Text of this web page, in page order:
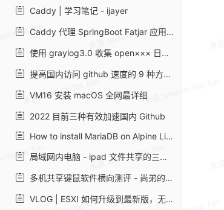
Caddy | 学习笔记 - ijayer
Caddy 代理 SpringBoot Fatjar 应用上传静态资源
使用 graylog3.0 收集 open××× 日志进行审计_年轻人，少吐槽，多搬砖的技术博客_51CTO 博客
提高国内访问 github 速度的 9 种方法！ - SegmentFault 思否
VM16 安装 macOS 全网最详细
2022 目前三种有效加速国内 Github
How to install MariaDB on Alpine Linux | LibreByte
局域网内电脑 - ipad 文件共享的三种方法 | 岚
多机共享键鼠软件横向测评 - 尚弟的小笔记
VLOG | ESXI 如何升级到最新版，无论是 6.5 还是 6.7 版本都可以顺滑升级。 – Vedio Talk - VLOG、科技、生活、乐分享